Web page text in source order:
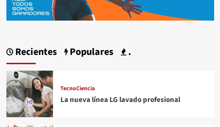
Recientes Populares .
TecnoCiencia
La nueva línea LG lavado profesional